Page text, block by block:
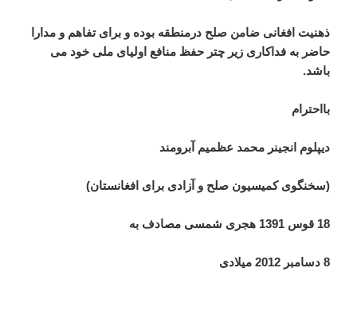
ذهنیت افغانی ضامن صلح درمنطقه بوده و برای تفاهم و مدارا
حاضر به فداکاری زیر چتر حفظ منافع اولیای ملی خود می
باشد.
بااحترام
دیپلوم انجینر محمد عظمیم آبرومند
(سخنگوی کمیسیون صلح و آزادی برای افغانستان)
18 قوس 1391 هجری شمسی مصادف به
8 دسامبر 2012 میلادی